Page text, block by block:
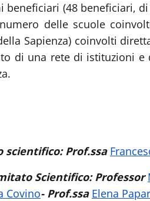
beneficiari (48 beneficiari,
delle scuole
Sapienza) coinvolti
di una rete di istituzioni
scientifico: Prof.ssa
Scientifico: Professor
Covino- Prof.ssa Elena